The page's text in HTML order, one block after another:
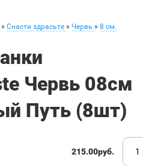
» Снасти здрасьте » Червь » 8 см.
Червь 08см
Путь (8шт)
215.00руб.